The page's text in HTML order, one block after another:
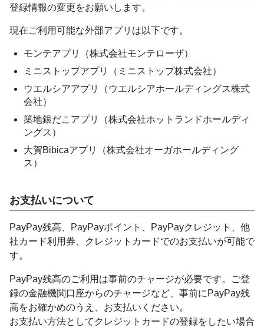
登録情報の変更をお願いします。
現在ご利用可能な外部アプリは以下です。
モンテアプリ（株式会社モンテローザ）
ミニストップアプリ（ミニストップ株式会社）
ウエルシアアプリ（ウエルシアホールディングス株式
会社）
築地銀だこアプリ（株式会社ホットランドホールディ
ングス）
大賀Bibicaアプリ（株式会社オーガホールディング
ス）
お支払いについて
PayPay残高、PayPayポイント、PayPayクレジット、他
社カード利用券、クレジットカードでのお支払いが可能で
す。
PayPay残高のご利用は事前のチャージが必要です。ご登
録の金融機関口座からのチャージなど、事前にPayPay残
高をお確かめのうえ、お支払いください。
お支払い方法としてクレジットカードの登録をしたい場合